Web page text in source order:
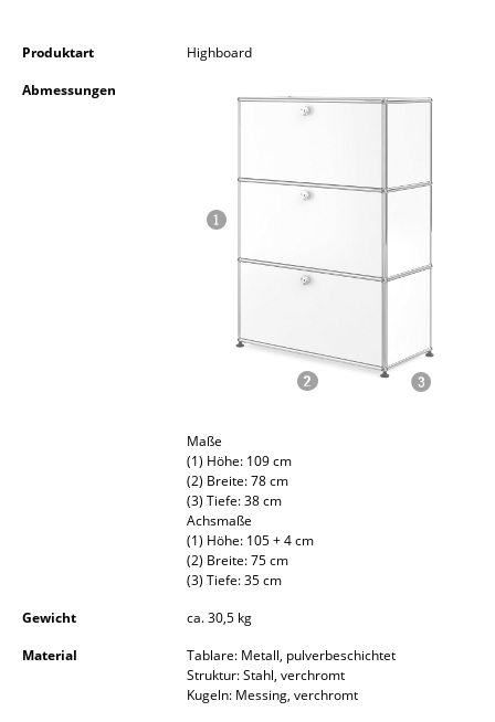
Kleinaufbewahrung
Outdoor-Leuchten
Betten
Produktart
Highboard
Abmessungen
Maße
(1) Höhe: 109 cm
(2) Breite: 78 cm
(3) Tiefe: 38 cm
Achsmaße
(1) Höhe: 105 + 4 cm
(2) Breite: 75 cm
(3) Tiefe: 35 cm
Gewicht
ca. 30,5 kg
Material
Tablare: Metall, pulverbeschichtet
Struktur: Stahl, verchromt
Kugeln: Messing, verchromt